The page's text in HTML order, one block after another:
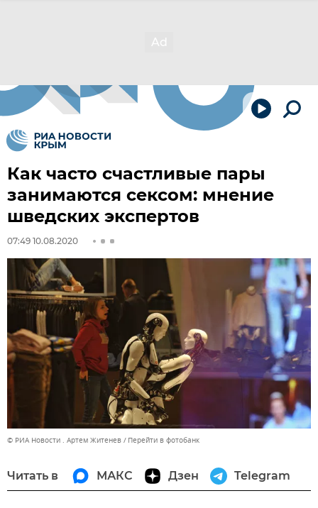
Как часто счастливые пары
занимаются сексом: мнение
шведских экспертов
07:49 10.08.2020
© РИА Новости . Артем Житенев Перейти в фотобанк
Читать в МАКС Дзен Telegram